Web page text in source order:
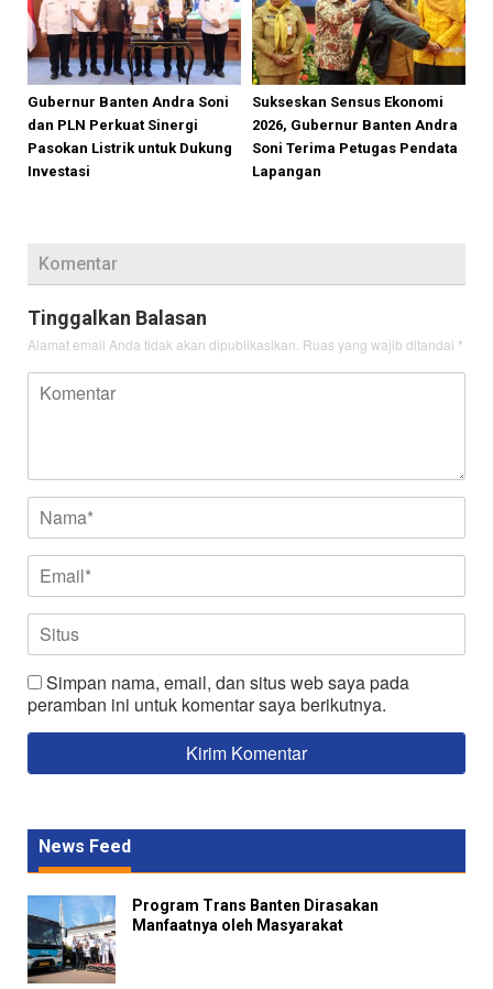
Gubernur Banten Andra Soni
dan PLN Perkuat Sinergi
Pasokan Listrik untuk Dukung
Investasi
Sukseskan Sensus Ekonomi
2026, Gubernur Banten Andra
Soni Terima Petugas Pendata
Lapangan
Komentar
Tinggalkan Balasan
Alamat email Anda tidak akan dipublikasikan. Ruas yang wajib ditandai *
Simpan nama, email, dan situs web saya pada
peramban ini untuk komentar saya berikutnya.
News Feed
Program Trans Banten Dirasakan
Manfaatnya oleh Masyarakat